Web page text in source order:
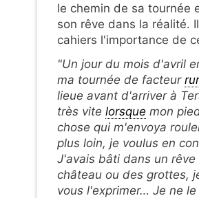
le chemin de sa tournée
son rêve dans la réalité.
cahiers l'importance de
"Un jour du mois d'avril
ma tournée de facteur
lieue avant d'arriver à
très vite lorsque mon
chose qui m'envoya
plus loin, je voulus en
J'avais bâti dans un rêve
château ou des grottes,
vous l'exprimer… Je ne